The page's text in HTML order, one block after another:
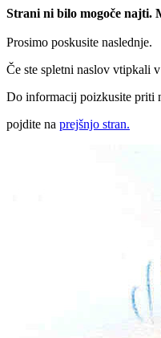
Strani ni bilo mogoče najti.
Prosimo poskusite naslednje.
Če ste spletni naslov vtipkali
Do informacij poizkusite priti
pojdite na prejšnjo stran.